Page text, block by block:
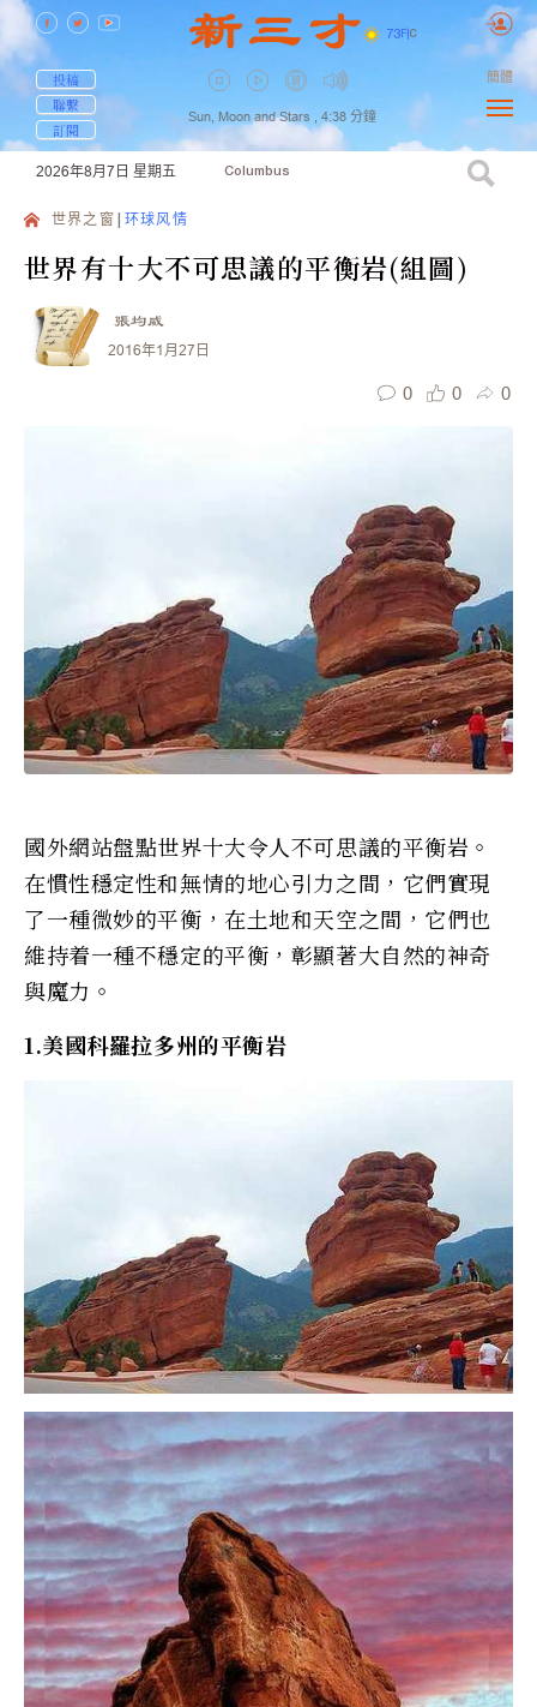
73F| C
投稿
聯繫
訂閱
Sun, Moon and Stars , 4:38 分鐘
簡體
2026年8月7日 星期五 Columbus
世界之窗 环球风情
世界有十大不可思議的平衡岩(組圖)
張均威
2016年1月27日
0 0 0
國外網站盤點世界十大令人不可思議的平衡岩。
在慣性穩定性和無情的地心引力之間，它們實現
了一種微妙的平衡，在土地和天空之間，它們也
維持着一種不穩定的平衡，彰顯著大自然的神奇
與魔力。
1.美國科羅拉多州的平衡岩